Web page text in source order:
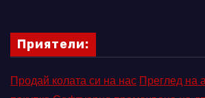
Приятели:
Продай колата си на нас Преглед на